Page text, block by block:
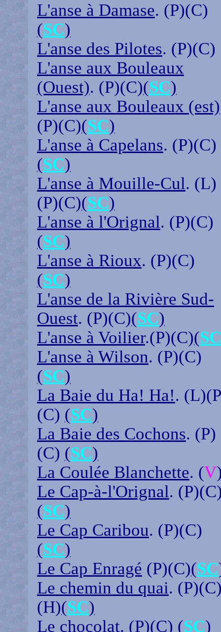
L'anse à Damase. (P)(C)
(SC)
L'anse des Pilotes. (P)(C)
L'anse aux Bouleaux
(Ouest). (P)(C)(SC)
L'anse aux Bouleaux (est)
(P)(C)(SC)
L'anse à Capelans. (P)(C)
(SC)
L'anse à Mouille-Cul. (L)
(P)(C)(SC)
L'anse à l'Orignal. (P)(C)
(SC)
L'anse à Rioux. (P)(C)
(SC)
L'anse de la Rivière Sud-
Ouest. (P)(C)(SC)
L'anse à Voilier.(P)(C)(SC
L'anse à Wilson. (P)(C)
(SC)
La Baie du Ha! Ha!.
(C) (SC)
La Baie des Cochons. (P)
(C) (SC)
La Coulée Blanchette. (V
Le Cap-à-l'Orignal.
(SC)
Le Cap Caribou. (P)(C)
(SC)
Le Cap Enragé (P)(C)(SC
Le chemin du quai.
(H)(SC)
Le chocolat. (P)(C) (SC)